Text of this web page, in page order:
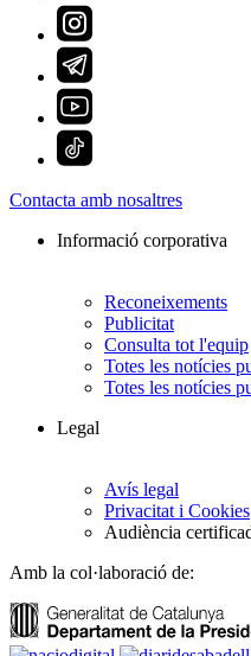
Contacta amb nosaltres
Informació corporativa
Reconeixements
Publicitat
Consulta tot l'equip
Totes les notícies
Totes les notícies
Legal
Avís legal
Privacitat i Cookies
Audiència
Amb la col·laboració de: